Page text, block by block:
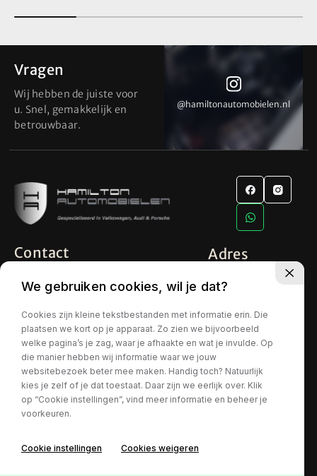
Vragen
Wij hebben de juiste voor
u. Snel, gemakkelijk en
betrouwbaar.
@hamiltonautomobielen.nl @hamiltonautomobielen.nl
Contact
+31 (0) 6 15 08 15 48
Adres
5627 BS Eindhoven
Openingstijden
Ma t/m Za 09:00 - 17:00
Tip! Bel even van te voren om teleurstelling te voorkomen
Interesse in deze Volkswagen
We gebruiken cookies, wil je dat?
Cookies zijn kleine tekstbestanden met informatie erin. Die
plaatsen we kort op je apparaat. Zo zien we bijvoorbeeld
welke pagina’s je zag, waar je afhaakte en wat je invulde. Op
die manier hebben wij informatie waar we jouw
websitebezoek beter mee maken. Handig toch? Natuurlijk
kies je zelf of je dat toestaat. Daar zijn we eerlijk over. Klik
op “Cookie instellingen”, vind meer informatie en beheer je
voorkeuren.
Cookie instellingen Cookies weigeren